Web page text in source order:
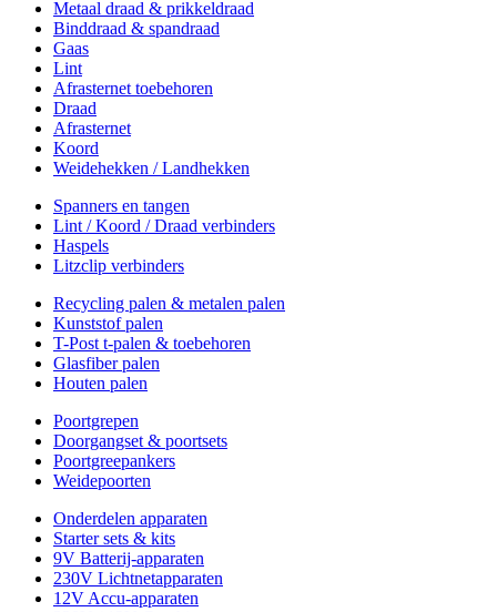
Metaal draad & prikkeldraad
Binddraad & spandraad
Gaas
Lint
Afrasternet toebehoren
Draad
Afrasternet
Koord
Weidehekken / Landhekken
Spanners en tangen
Lint / Koord / Draad verbinders
Haspels
Litzclip verbinders
Recycling palen & metalen palen
Kunststof palen
T-Post t-palen & toebehoren
Glasfiber palen
Houten palen
Poortgrepen
Doorgangset & poortsets
Poortgreepankers
Weidepoorten
Onderdelen apparaten
Starter sets & kits
9V Batterij-apparaten
230V Lichtnetapparaten
12V Accu-apparaten